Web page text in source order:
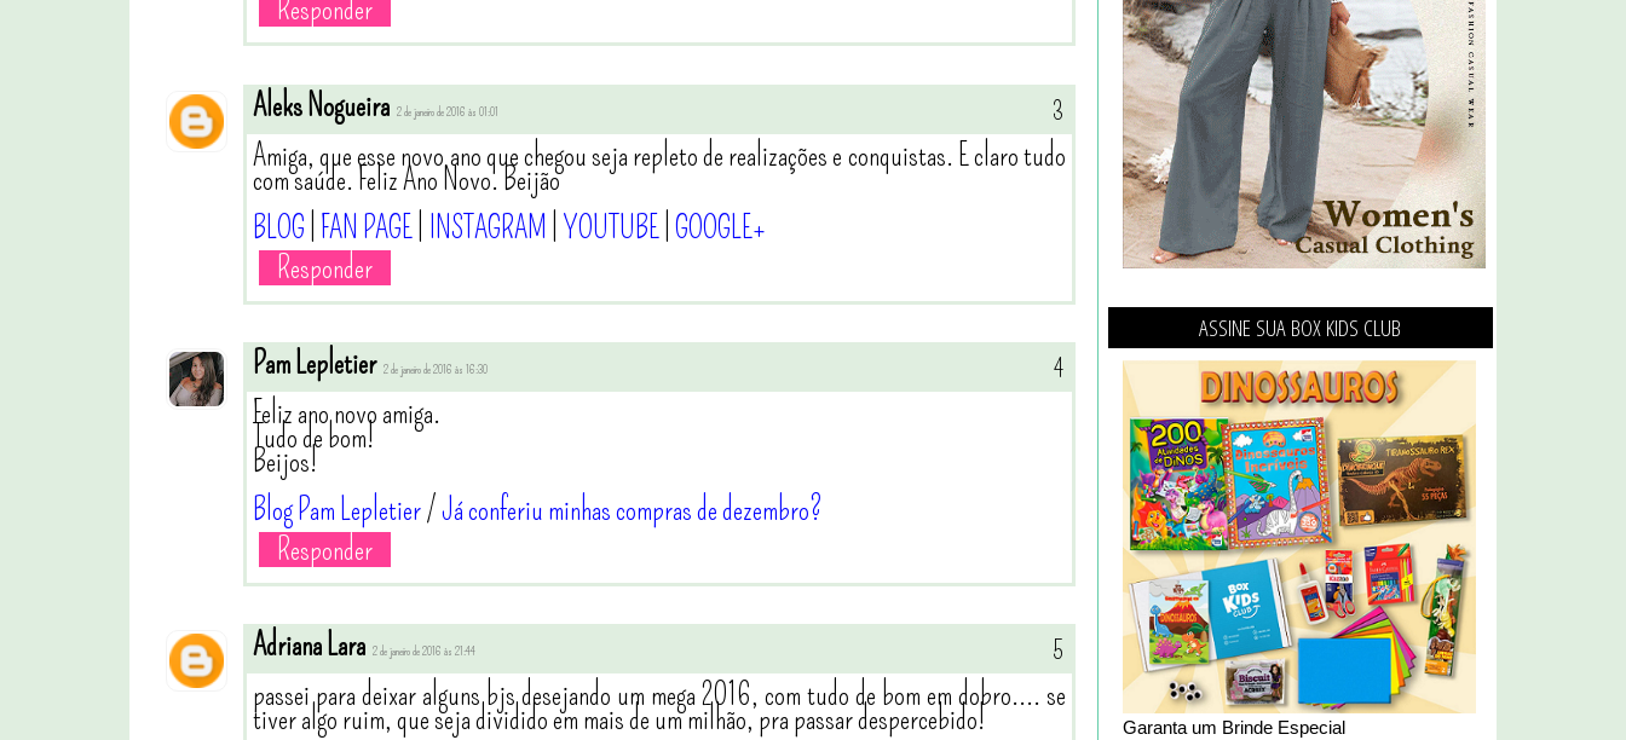
Responder
Aleks Nogueira 2 de janeiro de 2016 às 01:01
Amiga, que esse novo ano que chegou seja repleto de realizações e conquistas. E claro tudo
com saúde. Feliz Ano Novo. Beijão
BLOG FAN PAGE INSTAGRAM YOUTUBE GOOGLE+
Responder
Pam Lepletier 2 de janeiro de 2016 às 16:30
Feliz ano novo amiga.
Tudo de bom!
Beijos!
Blog Pam Lepletier/ Já conferiu minhas compras de dezembro?
Responder
Adriana Lara 2 de janeiro de 2016 às 21:44
passei para deixar alguns bjs desejando um mega 2016, com tudo de bom em dobro.... se
tiver algo ruim, que seja dividido em mais de um milhão, pra passar despercebido!
ASSINE SUA BOX KIDS CLUB
Garanta um Brinde Especial